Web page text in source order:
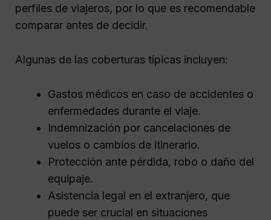
perfiles de viajeros, por lo que es recomendable
comparar antes de decidir.
Algunas de las coberturas típicas incluyen:
Gastos médicos en caso de accidentes o
enfermedades durante el viaje.
Indemnización por cancelaciones de
vuelos o cambios de itinerario.
Protección ante pérdida, robo o daño del
equipaje.
Asistencia legal en el extranjero, que
puede ser crucial en situaciones